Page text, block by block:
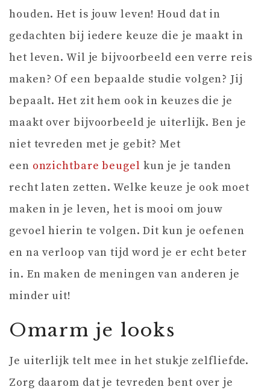
houden. Het is jouw leven! Houd dat in
gedachten bij iedere keuze die je maakt in
het leven. Wil je bijvoorbeeld een verre reis
maken? Of een bepaalde studie volgen? Jij
bepaalt. Het zit hem ook in keuzes die je
maakt over bijvoorbeeld je uiterlijk. Ben je
niet tevreden met je gebit? Met
een onzichtbare beugel kun je je tanden
recht laten zetten. Welke keuze je ook moet
maken in je leven, het is mooi om jouw
gevoel hierin te volgen. Dit kun je oefenen
en na verloop van tijd word je er echt beter
in. En maken de meningen van anderen je
minder uit!
Omarm je looks
Je uiterlijk telt mee in het stukje zelfliefde.
Zorg daarom dat je tevreden bent over je